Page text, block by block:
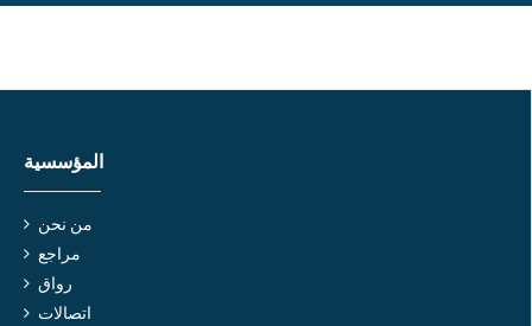
المؤسسية
من نحن
مراجع
رواق
اتصالات